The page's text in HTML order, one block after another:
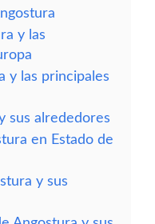
y las
y las principales
sus alrededores
en Estado de
y sus